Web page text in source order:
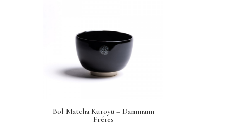
Bol Matcha Kuroyu – Dammann
Fréres